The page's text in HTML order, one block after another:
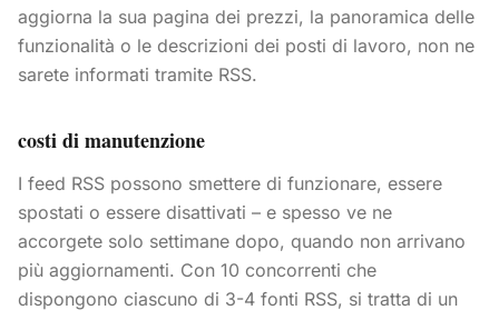
aggiorna la sua pagina dei prezzi, la panoramica delle
funzionalità o le descrizioni dei posti di lavoro, non ne
sarete informati tramite RSS.
costi di manutenzione
I feed RSS possono smettere di funzionare, essere
spostati o essere disattivati – e spesso ve ne
accorgete solo settimane dopo, quando non arrivano
più aggiornamenti. Con 10 concorrenti che
dispongono ciascuno di 3-4 fonti RSS, si tratta di un